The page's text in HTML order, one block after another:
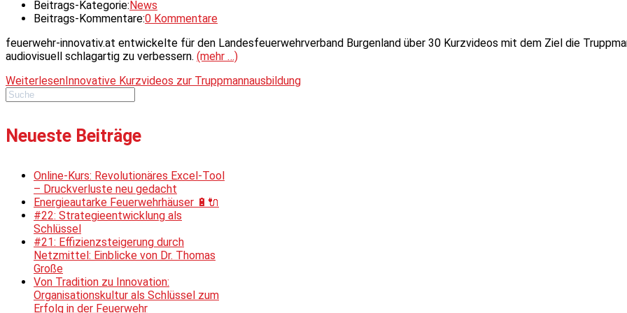
Beitrags-Kategorie: News
Beitrags-Kommentare:0 Kommentare
feuerwehr-innovativ.at entwickelte für den Landesfeuerwehrverband Burgenland über 30 Kurzvideos mit dem Ziel die
audiovisuell schlagartig zu verbessern. (mehr …)
Weiterlesen Innovative Kurzvideos zur Truppmannausbildung
Neueste Beiträge
Online-Kurs: Revolutionäres Excel-Tool
– Druckverluste neu gedacht
Energieautarke Feuerwehrhäuser 🔋🔌
#22: Strategieentwicklung als
Schlüssel
#21: Effizienzsteigerung durch
Netzmittel: Einblicke von Dr. Thomas
Große
Von Tradition zu Innovation:
Organisationskultur als Schlüssel zum
Erfolg in der Feuerwehr